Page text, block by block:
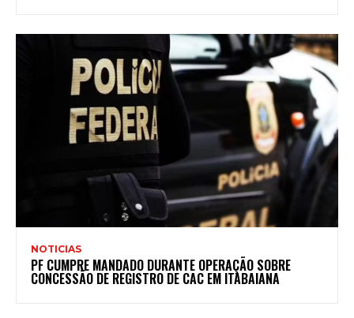
NOTICIAS
PF CUMPRE MANDADO DURANTE OPERAÇÃO SOBRE
CONCESSÃO DE REGISTRO DE CAC EM ITABAIANA